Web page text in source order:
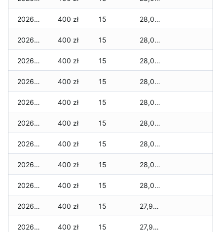
2026-08-05 400 zł 15 28,060 zł
2026-08-04 400 zł 15 28,060 zł
2026-08-03 400 zł 15 28,040 zł
2026-08-02 400 zł 15 28,020 zł
2026-08-01 400 zł 15 28,020 zł
2026-07-31 400 zł 15 28,020 zł
2026-07-29 400 zł 15 28,010 zł
2026-07-28 400 zł 15 28,010 zł
2026-07-27 400 zł 15 28,010 zł
2026-07-26 400 zł 15 27,990 zł
2026-07-24 400 zł 15 27,990 zł